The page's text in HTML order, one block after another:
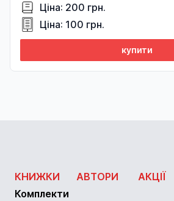
Ціна: 200 грн.
Ціна: 100 грн.
купити
КНИЖКИ
Комплекти
АВТОРИ АКЦІЇ